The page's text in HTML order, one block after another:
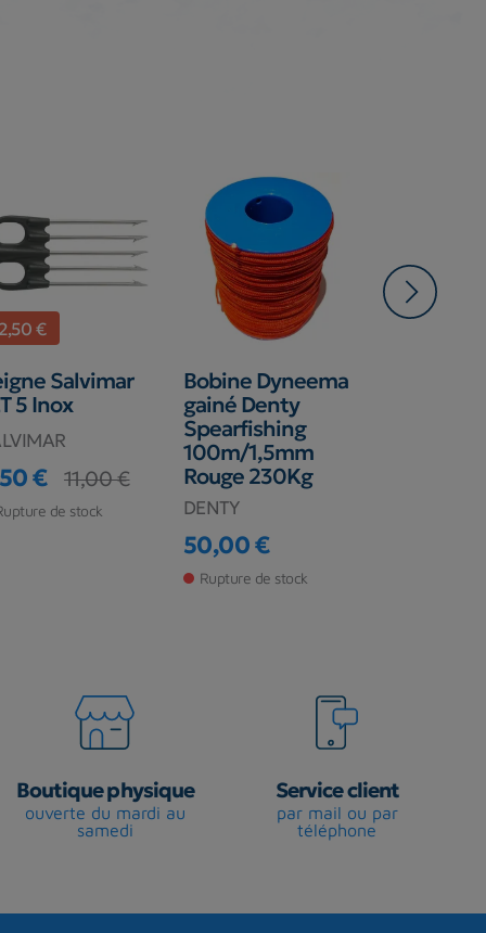
€
Salvimar
5 Inox
€
de base
11,00 €
de stock
Bobine Dyneema
gainé Denty
Spearfishing
100m/1,5mm
Rouge 230Kg
DENTY
Prix
50,00 €
Rupture de stock
Boutique physique
ouverte du mardi au
samedi
Service client
par mail ou par
téléphone